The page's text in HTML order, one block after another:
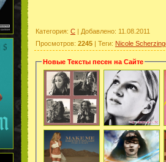
Категория: C Добавлено: 11.08.2011
Просмотров: 2245 Теги: Nicole
Новые Тексты песен на Сайте